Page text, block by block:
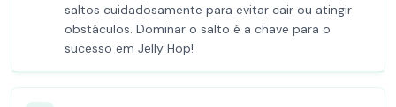
saltos cuidadosamente para evitar cair ou atingir
obstáculos. Dominar o salto é a chave para o
sucesso em Jelly Hop!